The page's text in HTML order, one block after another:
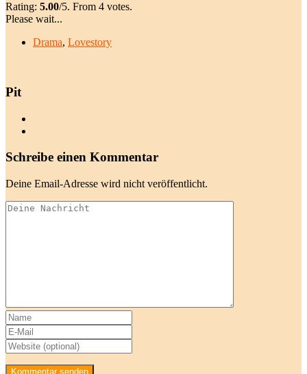
Rating: 5.00/5. From 4 votes.
Please wait...
Drama, Lovestory
Pit
Schreibe einen Kommentar
Deine Email-Adresse wird nicht veröffentlicht.